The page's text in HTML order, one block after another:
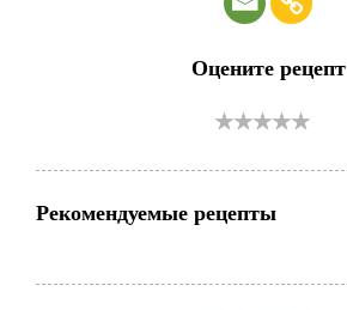
Оцените рецепт
Рекомендуемые рецепты